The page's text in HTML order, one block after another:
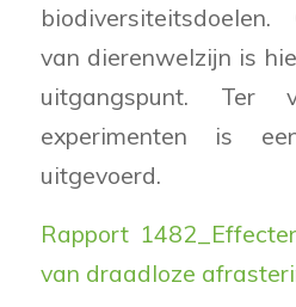
van dierenwelzijn is
uitgangspunt. Ter
experimenten is
uitgevoerd.
Rapport
van draadloze